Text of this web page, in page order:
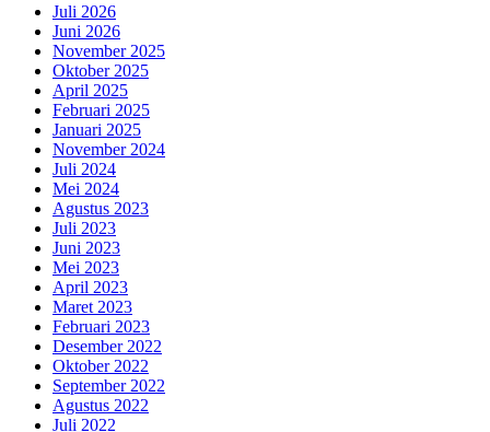
Juli 2026
Juni 2026
November 2025
Oktober 2025
April 2025
Februari 2025
Januari 2025
November 2024
Juli 2024
Mei 2024
Agustus 2023
Juli 2023
Juni 2023
Mei 2023
April 2023
Maret 2023
Februari 2023
Desember 2022
Oktober 2022
September 2022
Agustus 2022
Juli 2022